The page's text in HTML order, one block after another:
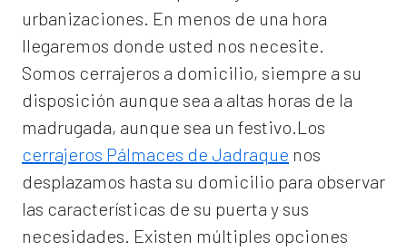
urbanizaciones. En menos de una hora
llegaremos donde usted nos necesite.
Somos cerrajeros a domicilio, siempre a su
disposición aunque sea a altas horas de la
madrugada, aunque sea un festivo.Los
cerrajeros Pálmaces de Jadraque nos
desplazamos hasta su domicilio para observar
las características de su puerta y sus
necesidades. Existen múltiples opciones